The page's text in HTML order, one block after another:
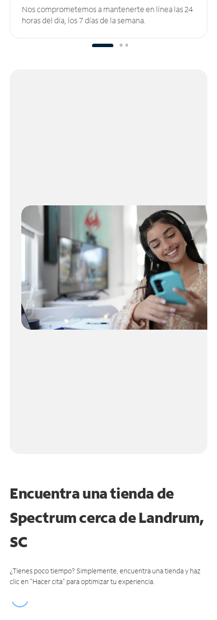
Nos comprometemos a mantenerte en línea las 24
horas del día, los 7 días de la semana.
Encuentra una tienda de
Spectrumcerca de Landrum,
SC
¿Tienes poco tiempo? Simplemente, encuentra una tienda y haz
clic en "Hacer cita" para optimizar tu experiencia.